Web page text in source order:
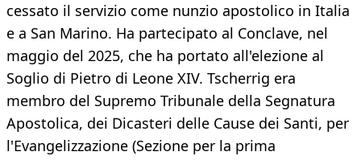
cessato il servizio come nunzio apostolico in Italia
e a San Marino. Ha partecipato al Conclave, nel
maggio del 2025, che ha portato all'elezione al
Soglio di Pietro di Leone XIV. Tscherrig era
membro del Supremo Tribunale della Segnatura
Apostolica, dei Dicasteri delle Cause dei Santi, per
l'Evangelizzazione (Sezione per la prima